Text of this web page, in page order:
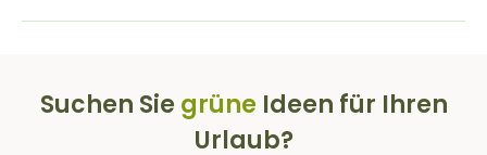
Suchen Sie grüneIdeen für Ihren
Urlaub?